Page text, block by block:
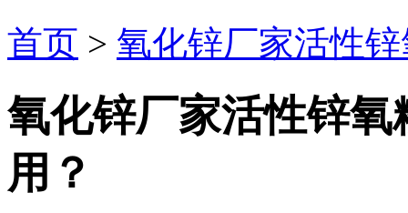
首页 > 氧化锌厂家活性
氧化锌厂家活性锌
用？